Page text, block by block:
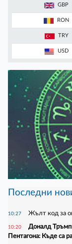
GBP
RON
TRY
USD
Последни
10:27 Жълт код за
10:20
Доналд Тръмп
Пентагона: Къде са